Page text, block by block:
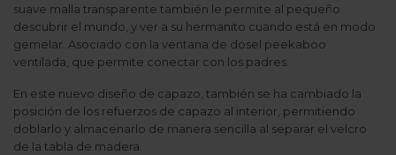
suave malla transparente también le permite al pequeño
descubrir el mundo, y ver a su hermanito cuando está en modo
gemelar. Asociado con la ventana de dosel peekaboo
ventilada, que permite conectar con los padres.
En este nuevo diseño de capazo, también se ha cambiado la
posición de los refuerzos de capazo al interior, permitiendo
doblarlo y almacenarlo de manera sencilla al separar el velcro
de la tabla de madera.